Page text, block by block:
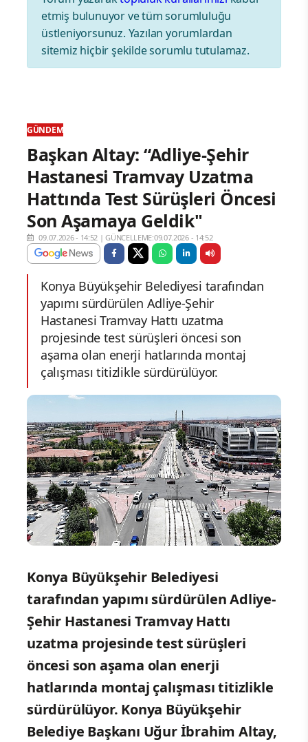
etmiş bulunuyor ve tüm sorumluluğu
üstleniyorsunuz. Yazılan yorumlardan
sitemiz hiçbir şekilde sorumlu tutulamaz.
GÜNDEM
Başkan Altay: “Adliye-Şehir
Hastanesi Tramvay Uzatma
Hattında Test Sürüşleri Öncesi
Son Aşamaya Geldik"
09.07.2026 - 14:52 |GÜNCELLEME:09.07.2026 - 14:52
Konya Büyükşehir Belediyesi tarafından
yapımı sürdürülen Adliye-Şehir
Hastanesi Tramvay Hattı uzatma
projesinde test sürüşleri öncesi son
aşama olan enerji hatlarında montaj
çalışması titizlikle sürdürülüyor.
Konya Büyükşehir Belediyesi
tarafından yapımı sürdürülen Adliye-
Şehir Hastanesi Tramvay Hattı
uzatma projesinde test sürüşleri
öncesi son aşama olan enerji
hatlarında montaj çalışması titizlikle
sürdürülüyor. Konya Büyükşehir
Belediye Başkanı Uğur İbrahim Altay,